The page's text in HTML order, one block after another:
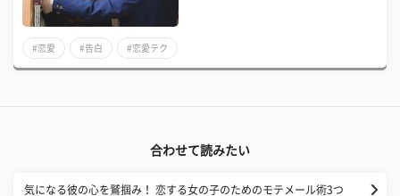
#恋愛 #告白 #恋愛テク
合わせて読みたい
気になる彼の心を鷲掴み！ 恋する女の子のためのモテメール術3つ